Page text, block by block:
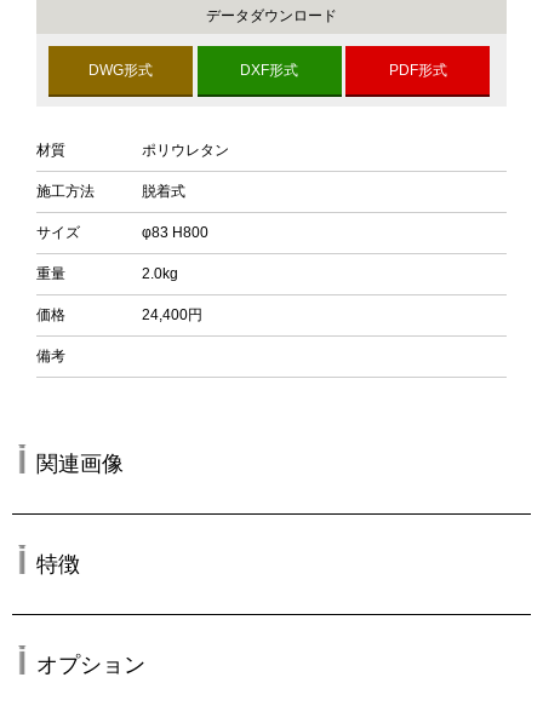
データダウンロード
DWG形式 DXF形式 PDF形式
材質 ポリウレタン
施工方法 脱着式
サイズ φ83 H800
重量 2.0kg
価格 24,400円
備考
関連画像
特徴
オプション